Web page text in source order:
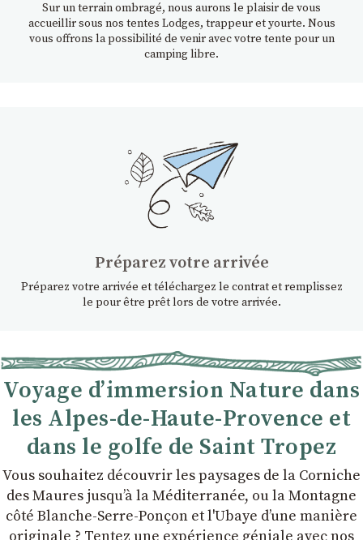
Sur un terrain ombragé, nous aurons le plaisir de vous
accueillir sous nos tentes Lodges, trappeur et yourte. Nous
vous offrons la possibilité de venir avec votre tente pour un
camping libre.
Préparez votre arrivée
Préparez votre arrivée et téléchargez le contrat et remplissez
le pour être prêt lors de votre arrivée.
Voyage d’immersion Nature dans
les Alpes-de-Haute-Provence et
dans le golfe de Saint Tropez
Vous souhaitez découvrir les paysages de la Corniche
des Maures jusqu’à la Méditerranée, ou la Montagne
côté Blanche-Serre-Ponçon et l'Ubaye dʼune manière